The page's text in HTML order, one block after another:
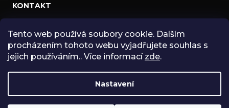
Tento web používá soubory cookie. Dalším
procházením tohoto webu vyjadřujete souhlas s
jejich používáním.. Více informací zde.
Nastavení
KONTAKT
INFO@ZNK.CZ
HTTPS://WWW.FACEBOOK.COM/ZNKSHOP
ZNKSHOP